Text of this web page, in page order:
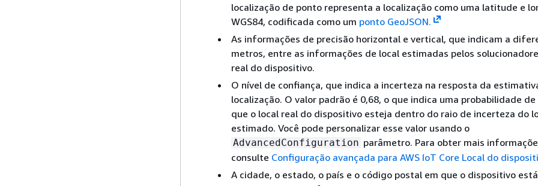
localização de ponto representa a localização como uma latitude e
WGS84, codificada como um ponto GeoJSON.
As informações de precisão horizontal e vertical, que indicam a
metros, entre as informações de local estimadas pelos
real do dispositivo.
O nível de confiança, que indica a incerteza na resposta da
localização. O valor padrão é 0,68, o que indica uma probabilidade
que o local real do dispositivo esteja dentro do raio de incerteza do
estimado. Você pode personalizar esse valor usando o
AdvancedConfiguration parâmetro. Para obter mais
consulte Configuração avançada para AWS IoT Core Local do
A cidade, o estado, o país e o código postal em que o dispositivo está